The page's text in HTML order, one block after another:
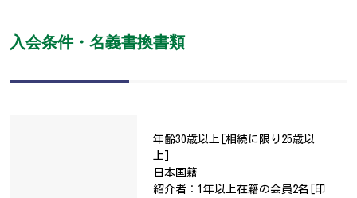
入会条件・名義書換書類
年齢30歳以上[相続に限り25歳以
上]
日本国籍
紹介者：1年以上在籍の会員2名[印